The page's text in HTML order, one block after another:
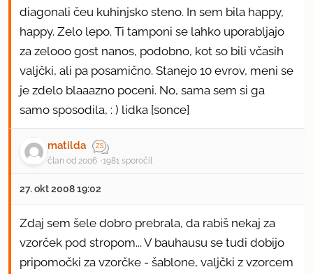
diagonali čeu kuhinjsko steno. In sem bila happy,
happy. Zelo lepo. Ti tamponi se lahko uporabljajo
za zelooo gost nanos, podobno, kot so bili včasih
valjčki, ali pa posamično. Stanejo 10 evrov, meni se
je zdelo blaaazno poceni. No, sama sem si ga
samo sposodila, : ) lidka [sonce]
matilda
član od 2006 1981 sporočil
27. okt 2008 19:02
Zdaj sem šele dobro prebrala, da rabiš nekaj za
vzorček pod stropom... V bauhausu se tudi dobijo
pripomočki za vzorčke - šablone, valjčki z vzorcem